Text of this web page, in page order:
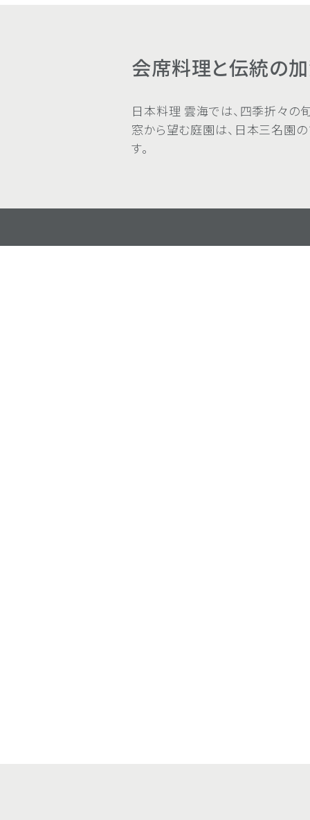
会席料理と伝統の加
日本料理 雲海では、四季折々の
窓から望む庭園は、日本三名園の
す。